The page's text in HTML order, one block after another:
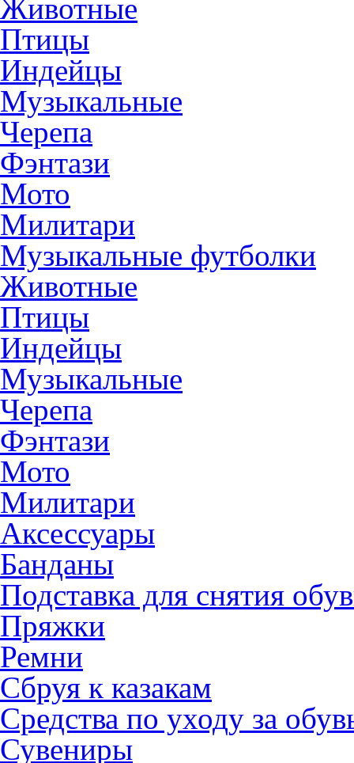
Животные
Птицы
Индейцы
Музыкальные
Черепа
Фэнтази
Мото
Милитари
Музыкальные футболки
Животные
Птицы
Индейцы
Музыкальные
Черепа
Фэнтази
Мото
Милитари
Аксессуары
Банданы
Подставка для снятия
Пряжки
Ремни
Сбруя к казакам
Средства по уходу за
Сувениры